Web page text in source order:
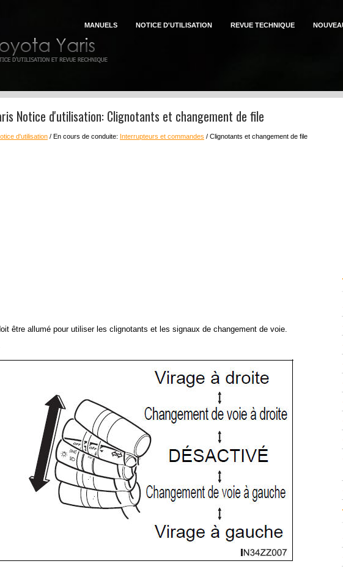
MANUELS NOTICE D'UTILISATION REVUE TECHNIQUE
Notice d'utilisation: Clignotants et changement de file
d'utilisation / En cours de conduite: Interrupteurs et commandes / Clignotants et changement de file
être allumé pour utiliser les clignotants et les signaux de changement de voie.